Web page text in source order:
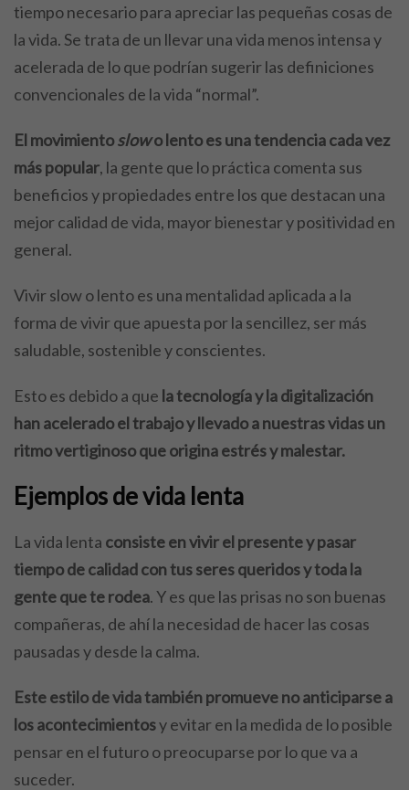
tiempo necesario para apreciar las pequeñas cosas de
la vida. Se trata de un llevar una vida menos intensa y
acelerada de lo que podrían sugerir las definiciones
convencionales de la vida “normal”.
El movimientoslowo lento es una tendencia cada vez
más popular, la gente que lo práctica comenta sus
beneficios y propiedades entre los que destacan una
mejor calidad de vida, mayor bienestar y positividad en
general.
Vivir slow o lento es una mentalidad aplicada a la
forma de vivir que apuesta por la sencillez, ser más
saludable, sostenible y conscientes.
Esto es debido a que la tecnología y la digitalización
han acelerado el trabajo y llevado a nuestras vidas un
ritmo vertiginoso que origina estrés y malestar.
Ejemplos de vida lenta
La vida lenta consiste en vivir el presente y pasar
tiempo de calidad con tus seres queridos y toda la
gente que te rodea. Y es que las prisas no son buenas
compañeras, de ahí la necesidad de hacer las cosas
pausadas y desde la calma.
Este estilo de vida también promueve no anticiparse a
los acontecimientosy evitar en la medida de lo posible
pensar en el futuro o preocuparse por lo que va a
suceder.